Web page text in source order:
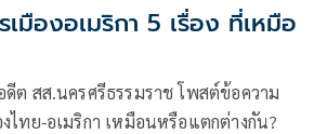
เมืองอเมริกา 5 เรื่อง ที่เหมือ
ต สส.นครศรีธรรมราช โพสต์ข้อความ
ไทย-อเมริกา เหมือนหรือแตกต่างกัน?